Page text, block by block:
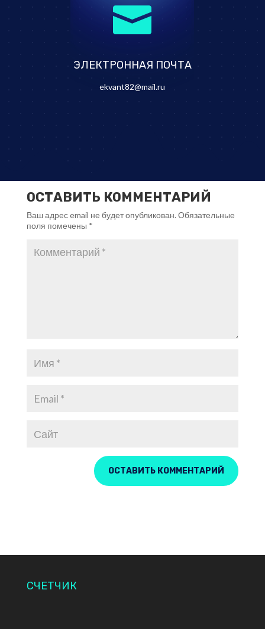

ЭЛЕКТРОННАЯ ПОЧТА
ekvant82@mail.ru
ОСТАВИТЬ КОММЕНТАРИЙ
Ваш адрес email не будет опубликован. Обязательные
поля помечены *
СЧЕТЧИК